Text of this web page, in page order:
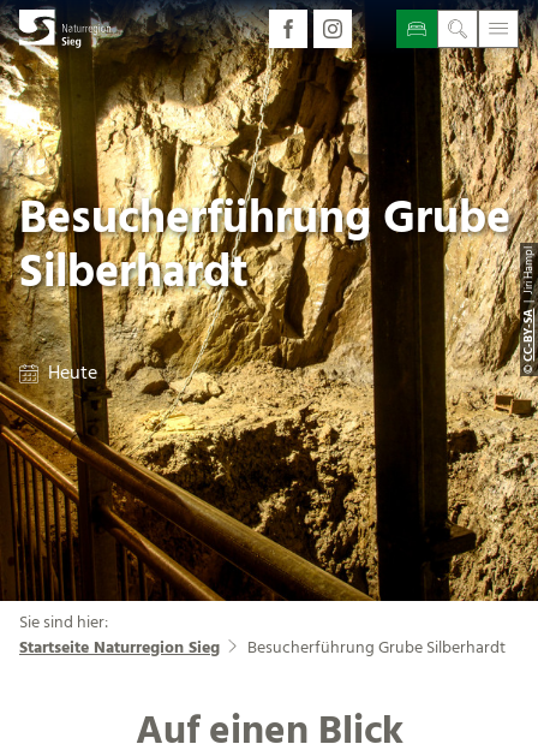
©
CC-BY-SA
| Jiri Hampl
Besucherführung Grube
Silberhardt
Heute
Sie sind hier:
Startseite Naturregion Sieg
Besucherführung Grube Silberhardt